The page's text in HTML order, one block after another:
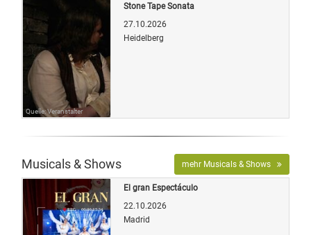
Quelle: Veranstalter
Stone Tape Sonata
27.10.2026
Heidelberg
Musicals & Shows mehr Musicals & Shows
El gran Espectáculo
22.10.2026
Madrid